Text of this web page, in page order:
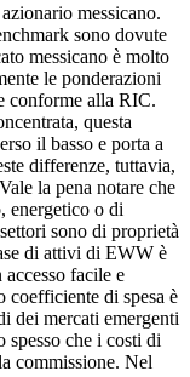
messicano.
sono dovute
messicano è molto
le ponderazioni
conforme alla RIC.
questa
il basso e porta a
differenze, tuttavia,
la pena notare che
energetico o di
sono di proprietà
di attivi di EWW è
facile e
di spesa è
dei mercati emergenti
spesso che i costi di
commissione. Nel